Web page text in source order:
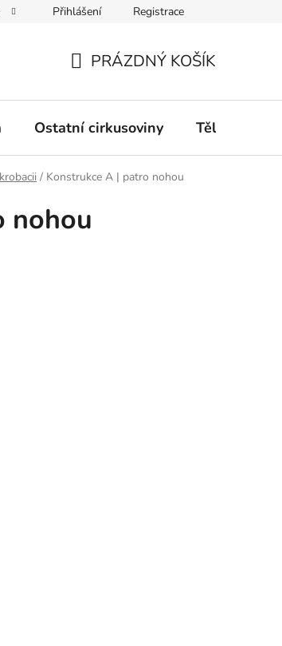
Vrácení či výměna zboží
Přihlášení Registrace
KOŠÍK
PRÁZDNÝ KOŠÍK
Ostatní cirkusoviny TěloCIRK
/ Konstrukce A | patro nohou
nohou